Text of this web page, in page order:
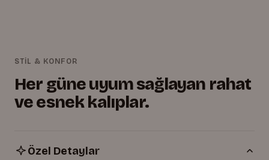
STİL & KONFOR
Her güne uyum sağlayan rahat
ve esnek kalıplar.
Özel Detaylar